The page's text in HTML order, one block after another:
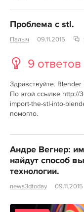
Проблема с stl.
Палыч 09.11.2015
9 ответов
Здравствуйте.
По этой ссылке http://
import-the-stl-into-
помогло.
Андре Вегнер:
найдут способ
технологии.
news3dtoday 09.11.2015